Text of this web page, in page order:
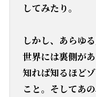
してみたり。
しかし、あらゆ
世界には裏側が
知れば知るほど
こと。そしてあ